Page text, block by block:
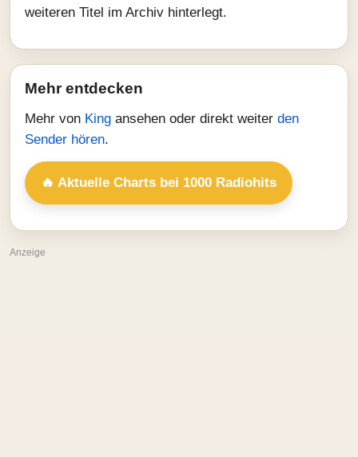
weiteren Titel im Archiv hinterlegt.
Mehr entdecken
Mehr von King ansehen oder direkt weiter den
Sender hören.
🔥 Aktuelle Charts bei 1000 Radiohits
Anzeige